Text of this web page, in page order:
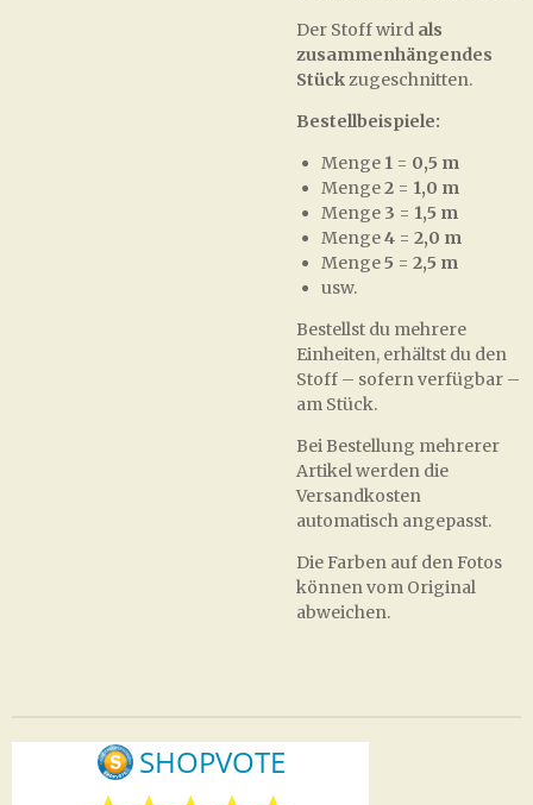
Der Stoff wird als
zusammenhängendes
Stück zugeschnitten.
Bestellbeispiele:
Menge 1 = 0,5 m
Menge2 = 1,0 m
Menge 3 = 1,5 m
Menge4 = 2,0 m
Menge5 = 2,5 m
usw.
Bestellst du mehrere
Einheiten, erhältst du den
Stoff – sofern verfügbar –
am Stück.
Bei Bestellung mehrerer
Artikel werden die
Versandkosten
automatisch angepasst.
Die Farben auf den Fotos
können vom Original
abweichen.